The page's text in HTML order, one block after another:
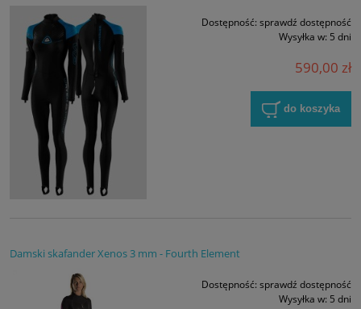
Dostępność: sprawdź dostępność
Wysyłka w: 5 dni
590,00 zł
do koszyka
Damski skafander Xenos 3 mm - Fourth Element
Dostępność: sprawdź dostępność
Wysyłka w: 5 dni